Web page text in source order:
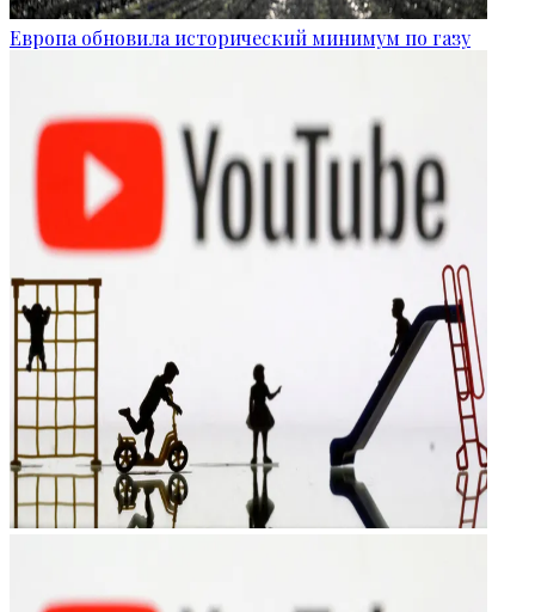
Европа обновила исторический минимум по газу